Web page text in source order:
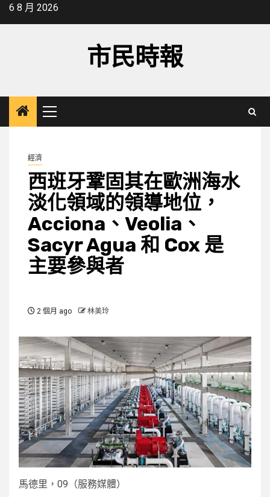
Skip6 8 月 2026
市民時報
Primary
Menu
經濟
西班牙鞏固其在歐洲海水
淡化領域的領導地位，
Acciona、Veolia、
Sacyr Agua 和 Cox 是
主要參與者
2 個月 ago 林美玲
馬德里，09（服務媒體）